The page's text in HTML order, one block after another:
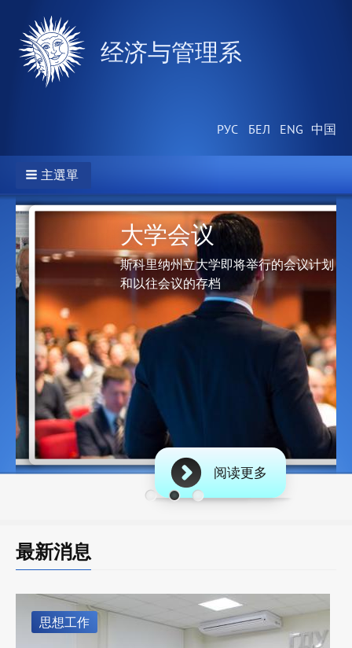
经济与管理系
主選單
大学会议
斯科里纳州立大学即将举行的会议计划
和以往会议的存档
阅读更多
最新消息
思想工作